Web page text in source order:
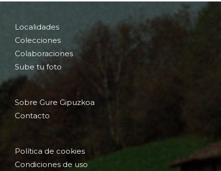
Localidades
Colecciones
Colaboraciones
Sube tu foto
Sobre Gure Gipuzkoa
Contacto
Política de cookies
Condiciones de uso